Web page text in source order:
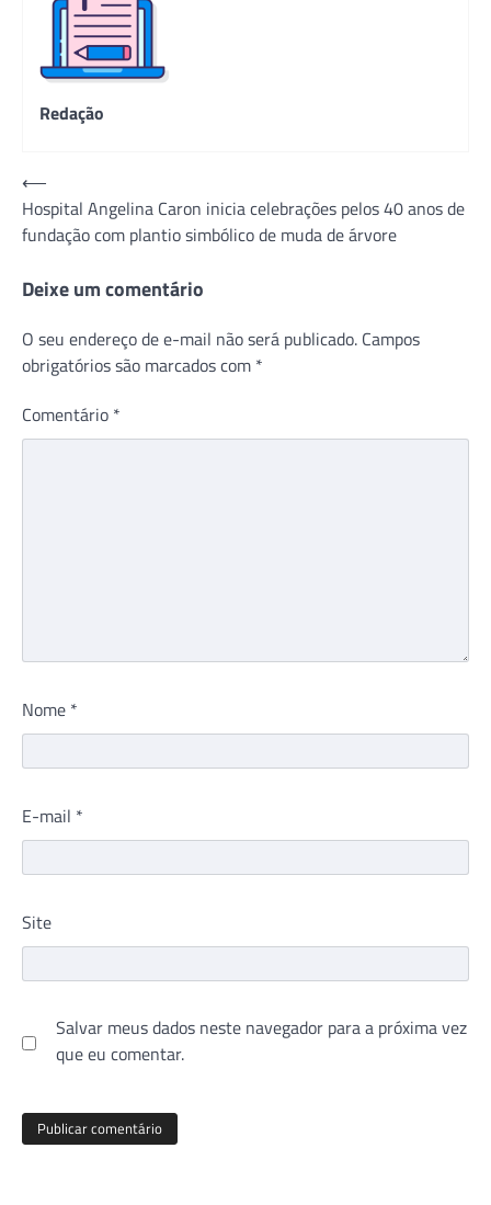
Redação
Navegação
de
Post
⟵
Hospital Angelina Caron inicia celebrações pelos 40 anos de
fundação com plantio simbólico de muda de árvore
Deixe um comentário
O seu endereço de e-mail não será publicado. Campos
obrigatórios são marcados com *
Comentário *
Nome *
E-mail *
Site
Salvar meus dados neste navegador para a próxima vez
que eu comentar.